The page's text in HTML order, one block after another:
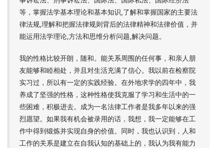
等，掌握法学基本理论和基本知识,了解和掌握国家的主要法
律法规,理解和把握法律规则背后的法律精神和法律价值，并
能运用法学理论,方法和思维分析问题,解决问题。
我的性格比较开朗，随和。能关系周围的任何事，和亲人朋
友能够和睦相处，并且对生活充满了信心。我以前在检察院
实习过，所以有一定的实践经验。在外地求学的四年中，我
养成了坚强的性格，这种性格使我克服了学习和生活中的一
些困难，积极进去。成为一名法律工作者是我多年以来的强
烈愿望。如果我有机会被录用的话，我想，我一定能够在工
作中得到锻炼并实现自身的价值。同时，我也认识到，人和
工作的关系是建立在自我认知的基础上的，我认为我有能力